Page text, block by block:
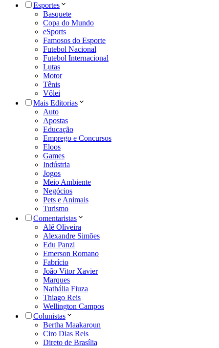
Esportes
Basquete
Copa do Mundo
eSports
Famosos do Esporte
Futebol Nacional
Futebol Internacional
Lutas
Motor
Tênis
Vôlei
Mais Editorias
Auto
Apostas
Educação
Emprego e Concursos
Eloos
Games
Indústria
Jogos
Meio Ambiente
Negócios
Pets e Animais
Turismo
Comentaristas
Alê Oliveira
Alexandre Simões
Edu Panzi
Emerson Romano
Fabrício
João Vitor Xavier
Marques
Nathália Fiuza
Thiago Reis
Wellington Campos
Colunistas
Bertha Maakaroun
Ciro Dias Reis
Direto de Brasília